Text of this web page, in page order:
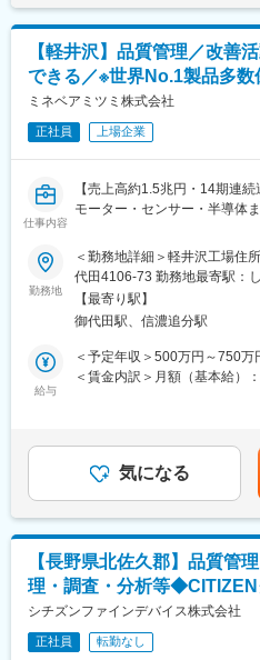
が整っています
・入社後は検査業務からスタ
業務へステップアップいただ
・工場見学も可能で、入社前
ます
■特徴・魅力
・半導体関連を中心に需要が
もと品質改善に取り組める環
・月2回の品質会議や研修を通
果実感を得やすいポジション
・将来的にはクレーム対応や
材として活躍いただけます。
・部品メーカーで日々の生産
※常時600件のプロジェクト
叶えることができるはずです。
■研修制度：
・社内規則や仕事の進め方な
スタートし、あなたが希望す
充実しているため、年齢と経
ねていくことが可能です。
■入社した社員の声：
入社理由は企業説明を受け､今
ていると感じたからです。ま
について､求職者目線で詳しく
ったです。
■身につくスキル：
■常駐先の決め方：
上流～下流まで多くの案件を
できるからです。
■キャリアアップ：
リクルートグループのノウハ
（2）リーダー（3）大手メー
ースでエンジニアの人生を決
ながら就業先の選定します！
【軽井沢】品質管理／改善
できる／※世界No.1製品多数
ミネベアミツミ株式会社
正社員 上場企業
仕事内容
【売上高約1.5兆円・14期連
モーター・センサー・半導体
■業務内容：
プレシジョンメカニカルコン
て、機械加工品や組立品の品
マイクロメーターや工具顕微
施。さらに、三次元測定機や
状測定器などの大型測定機を
ます。ISO9001やIATF16949
し、正確性と分析力を発揮で
与できる点が魅力です。単な
じて品質向上に直接貢献でき
できます。
■働き方
勤務地
＜勤務地詳細＞軽井沢工場住
代田4106-73 勤務地最寄駅：
策：屋内全面禁煙
【最寄り駅】
御代田駅、信濃追分駅
給与
＜予定年収＞500万円～750
＜賃金内訳＞月額（基本給）
あくまでも目安の金額であり
ります。月給(月額)は固定手
気になる
【長野県北佐久郡】品質管
理・調査・分析等
シチズンファインデバイス株式会社
正社員 転勤なし